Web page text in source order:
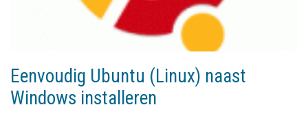
Eenvoudig Ubuntu (Linux) naast
Windows installeren